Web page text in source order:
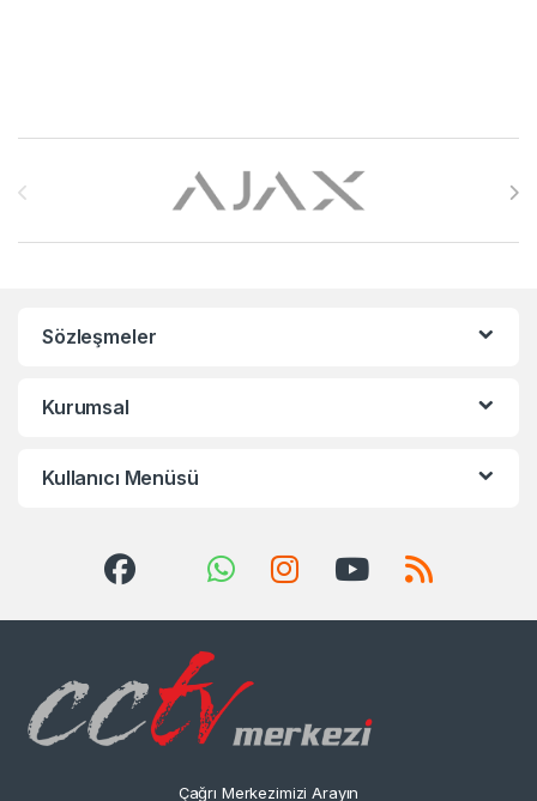
Sözleşmeler
Kurumsal
Kullanıcı Menüsü
Çağrı Merkezimizi Arayın